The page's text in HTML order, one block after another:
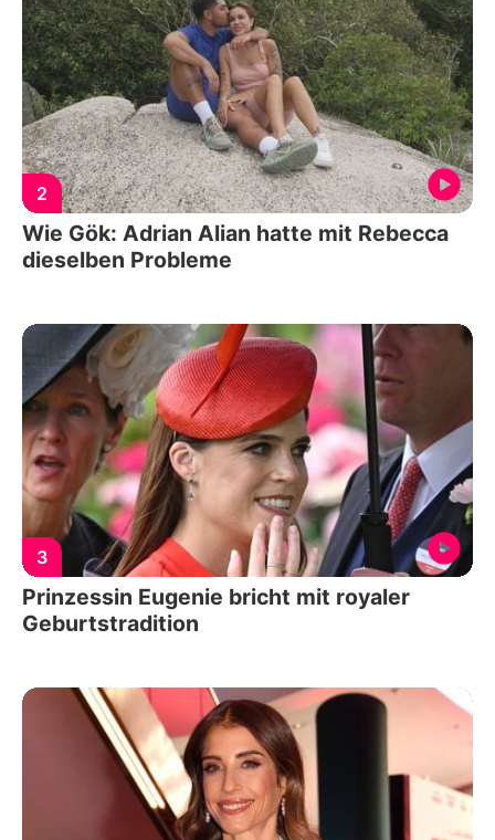
2
Wie Gök: Adrian Alian hatte mit Rebecca
dieselben Probleme
3
Prinzessin Eugenie bricht mit royaler
Geburtstradition